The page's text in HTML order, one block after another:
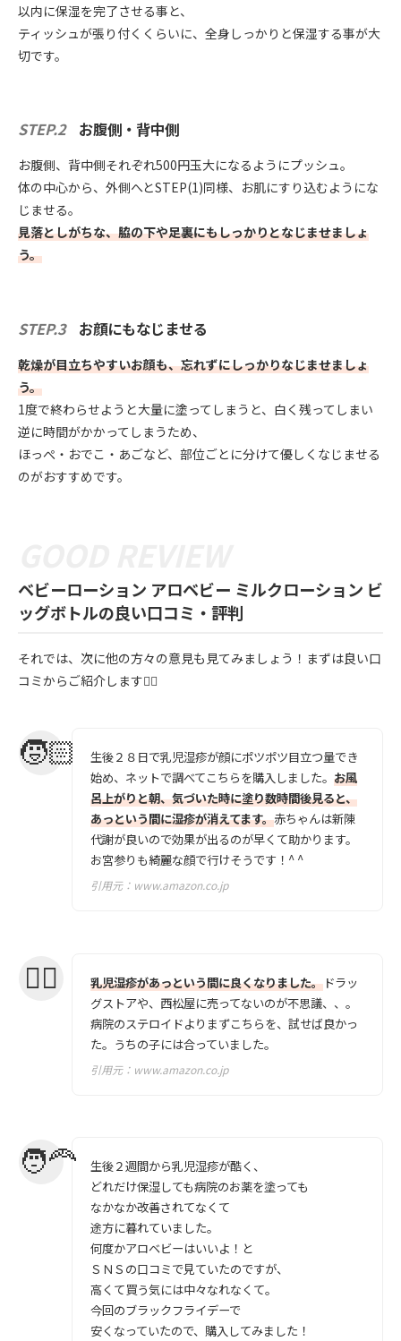
以内に保湿を完了させる事と、
ティッシュが張り付くくらいに、全身しっかりと保湿する事が大
切です。
STEP.2 お腹側・背中側
お腹側、背中側それぞれ500円玉大になるようにプッシュ。
体の中心から、外側へとSTEP(1)同様、お肌にすり込むようにな
じませる。
見落としがちな、脇の下や足裏にもしっかりとなじませましょ
う。
STEP.3 お顔にもなじませる
乾燥が目立ちやすいお顔も、忘れずにしっかりなじませましょ
う。
1度で終わらせようと大量に塗ってしまうと、白く残ってしまい
逆に時間がかかってしまうため、
ほっぺ・おでこ・あごなど、部位ごとに分けて優しくなじませる
のがおすすめです。
ベビーローション アロベビー ミルクローション ビ
ッグボトルの良い口コミ・評判
それでは、次に他の方々の意見も見てみましょう！まずは良い口
コミからご紹介します💁‍♀️
生後２８日で乳児湿疹が顔にポツポツ目立つ量でき
始め、ネットで調べてこちらを購入しました。 お風
呂上がりと朝、気づいた時に塗り数時間後見ると、
あっという間に湿疹が消えてます。赤ちゃんは新陳
代謝が良いので効果が出るのが早くて助かります。
お宮参りも綺麗な顔で行けそうです！^ ^
引用元： www.amazon.co.jp
乳児湿疹があっという間に良くなりました。 ドラッ
グストアや、西松屋に売ってないのが不思議、、。
病院のステロイドよりまずこちらを、試せば良かっ
た。うちの子には合っていました。
引用元： www.amazon.co.jp
生後２週間から乳児湿疹が酷く、
どれだけ保湿しても病院のお薬を塗っても
なかなか改善されてなくて
途方に暮れていました。
何度かアロベビーはいいよ！と
ＳＮＳの口コミで見ていたのですが、
高くて買う気には中々なれなくて。
今回のブラックフライデーで
安くなっていたので、購入してみました！